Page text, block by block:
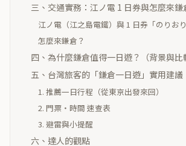
三、交通實務：江ノ電 1 日券與怎麼來鎌
江ノ電（江之島電鐵）與 1 日券「のりおり
怎麼來鎌倉？
四、為什麼鎌倉值得一日遊？（背景與比
五、台灣旅客的「鎌倉一日遊」實用建議
1. 推薦一日行程（從東京出發來回）
2. 門票・時間 速查表
3. 避雷與小提醒
六、達人的觀點